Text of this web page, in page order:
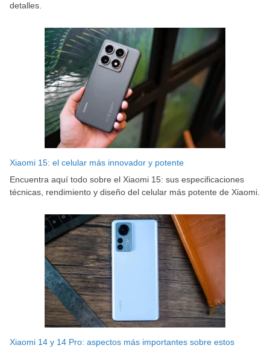
detalles.
Xiaomi 15: el celular más innovador y potente
Encuentra aquí todo sobre el Xiaomi 15: sus especificaciones
técnicas, rendimiento y diseño del celular más potente de Xiaomi.
Xiaomi 14 y 14 Pro: aspectos más importantes sobre estos